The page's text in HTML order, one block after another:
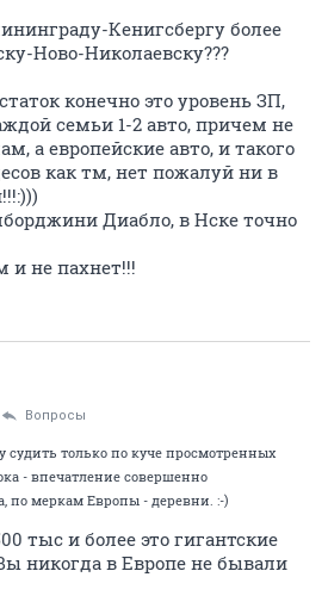
Кенигсбергу более
Ново-Николаевску???
конечно это уровень ЗП,
семьи 1-2 авто, причем не
а европейские авто, и такого
как тм, нет пожалуй ни в
Диабло, в Нске точно
и не пахнет!!!
Вопросы
судить только по куче просмотренных
- впечатление совершенно
по меркам Европы - деревни. :-)
тыс и более это гигантские
никогда в Европе не бывали